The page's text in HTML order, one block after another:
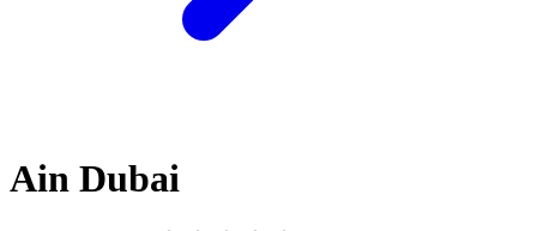
Ain Dubai